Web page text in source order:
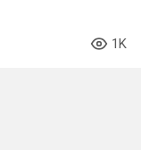
1K